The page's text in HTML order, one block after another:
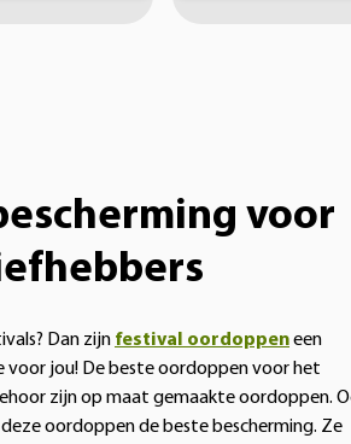
voor
Dan zijn festival oordoppeneen
voor jou! De beste oordoppen voor het
zijn op maat gemaakte oordoppen.
oordoppen de beste bescherming. Ze